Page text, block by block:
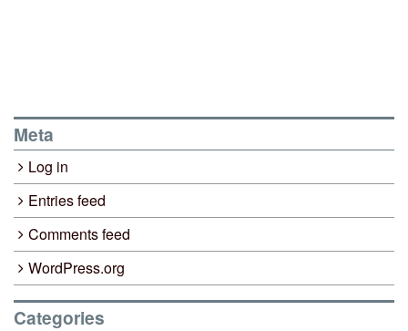
Meta
Log in
Entries feed
Comments feed
WordPress.org
Categories